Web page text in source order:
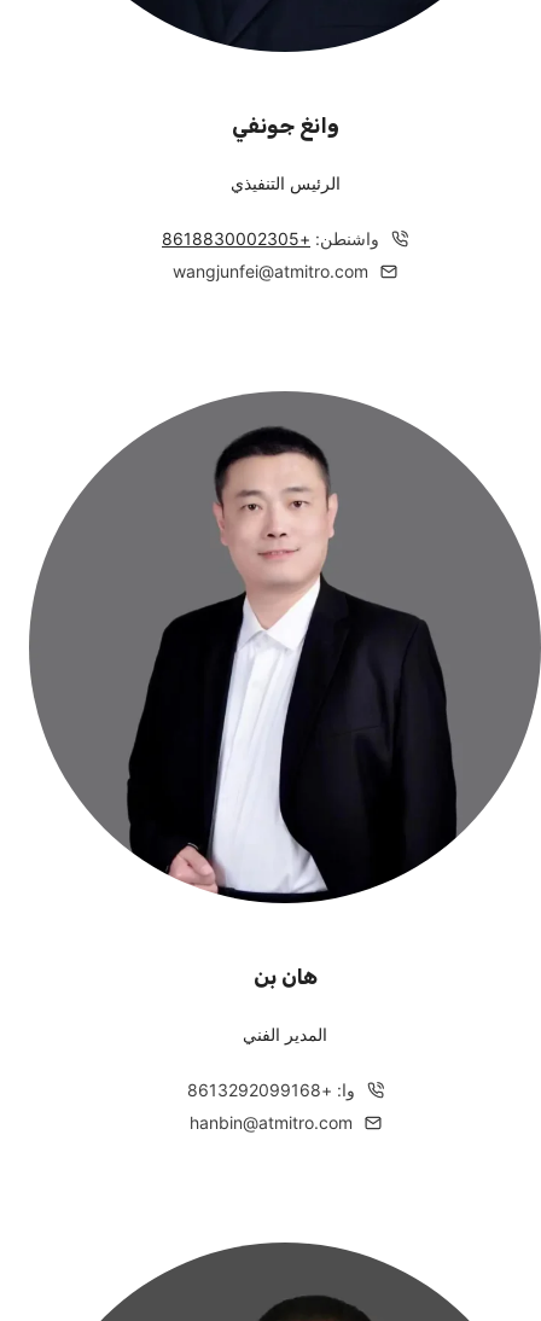
وانغ جونفي
الرئيس التنفيذي
واشنطن: +
8618830002305
wangjunfei@atmitro.com
هان بن
المدير الفني
وا: +8613292099168
hanbin@atmitro.com